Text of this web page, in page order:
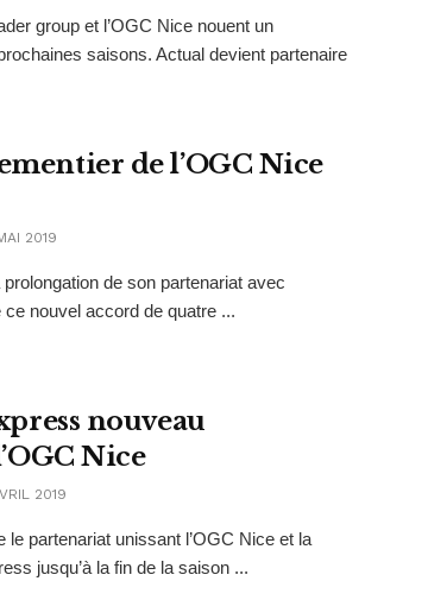
group et l’OGC Nice nouent un
saisons. Actual devient partenaire
de l’OGC Nice
2019
de son partenariat avec
nouvel accord de quatre ...
nouveau
Nice
2019
le partenariat unissant l’OGC Nice et la
jusqu’à la fin de la saison ...